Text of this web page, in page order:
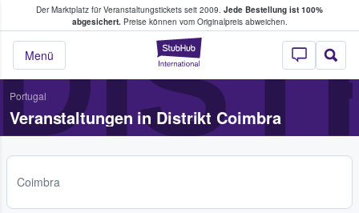
Der Marktplatz für Veranstaltungstickets seit 2009. Jede Bestellung ist 100%
abgesichert.Preise können vom Originalpreis abweichen.
StubHub - Wo
Menü
Tickets kaufen & verkaufen
Portugal
Veranstaltungen in Distrikt Coimbra
Coimbra